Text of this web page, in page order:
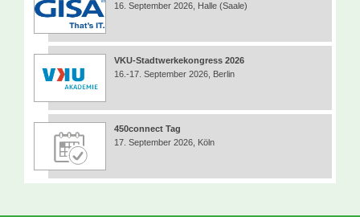
16. September 2026, Halle (Saale)
VKU-Stadtwerkekongress 2026
16.-17. September 2026, Berlin
450connect Tag
17. September 2026, Köln